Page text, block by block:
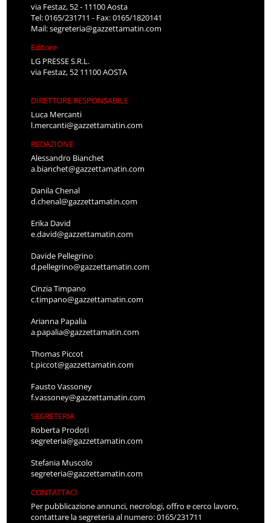
via Festaz, 52 - 11100 Aosta
Tel: 0165/231711 - Fax: 0165/1820141
Mail:segreteria@gazzettamatin.com
Editore
LG PRESSE S.R.L.
via Festaz, 52 11100 AOSTA
DIRETTORE RESPONSABILE
Luca Mercanti
l.mercanti@gazzettamatin.com
REDAZIONE
Alessandro Bianchet
a.bianchet@gazzettamatin.com
Danila Chenal
d.chenal@gazzettamatin.com
Erika David
e.david@gazzettamatin.com
Davide Pellegrino
d.pellegrino@gazzettamatin.com
Cinzia Timpano
c.timpano@gazzettamatin.com
Arianna Papalia
a.papalia@gazzettamatin.com
Thomas Piccot
t.piccot@gazzettamatin.com
Fausto Vassoney
f.vassoney@gazzettamatin.com
SEGRETERIA
Roberta Prodoti
segreteria@gazzettamatin.com
Stefania Muscolo
segreteria@gazzettamatin.com
CONTATTACI
Per pubblicazione annunci, necrologi, offro e cerco lavoro,
contattare la segreteria al numero: 0165/231711